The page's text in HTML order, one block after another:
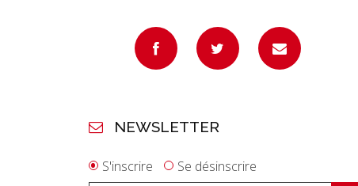
NEWSLETTER
S'inscrire Se désinscrire